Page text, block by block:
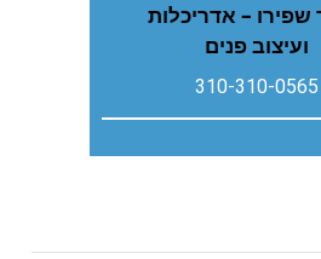
שפירו – אדריכלות
ועיצוב פנים
310-310-0565